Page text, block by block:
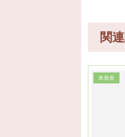
関
未発表